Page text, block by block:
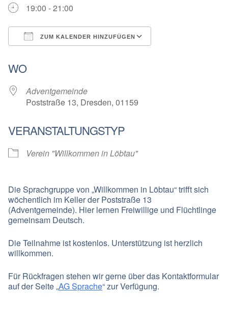
19:00 - 21:00
ZUM KALENDER HINZUFÜGEN
WO
Adventgemeinde
Poststraße 13, Dresden, 01159
VERANSTALTUNGSTYP
Verein "Willkommen in Löbtau"
Die Sprachgruppe von „Willkommen in Löbtau“ trifft sich
wöchentlich im Keller der Poststraße 13
(Adventgemeinde). Hier lernen Freiwillige und Flüchtlinge
gemeinsam Deutsch.
Die Teilnahme ist kostenlos. Unterstützung ist herzlich
willkommen.
Für Rückfragen stehen wir gerne über das Kontaktformular
auf der Seite „AG Sprache“ zur Verfügung.